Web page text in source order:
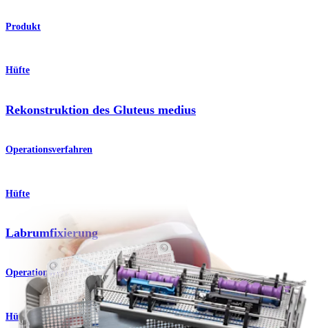
Produkt
Hüfte
Rekonstruktion des Gluteus medius
Operationsverfahren
Hüfte
Labrumfixierung
Operationsverfahren
Hüfte